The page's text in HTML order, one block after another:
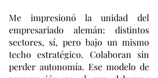
Me impresionó la unidad del
empresariado alemán: distintos
sectores, sí, pero bajo un mismo
techo estratégico. Colaboran sin
perder autonomía. Ese modelo de